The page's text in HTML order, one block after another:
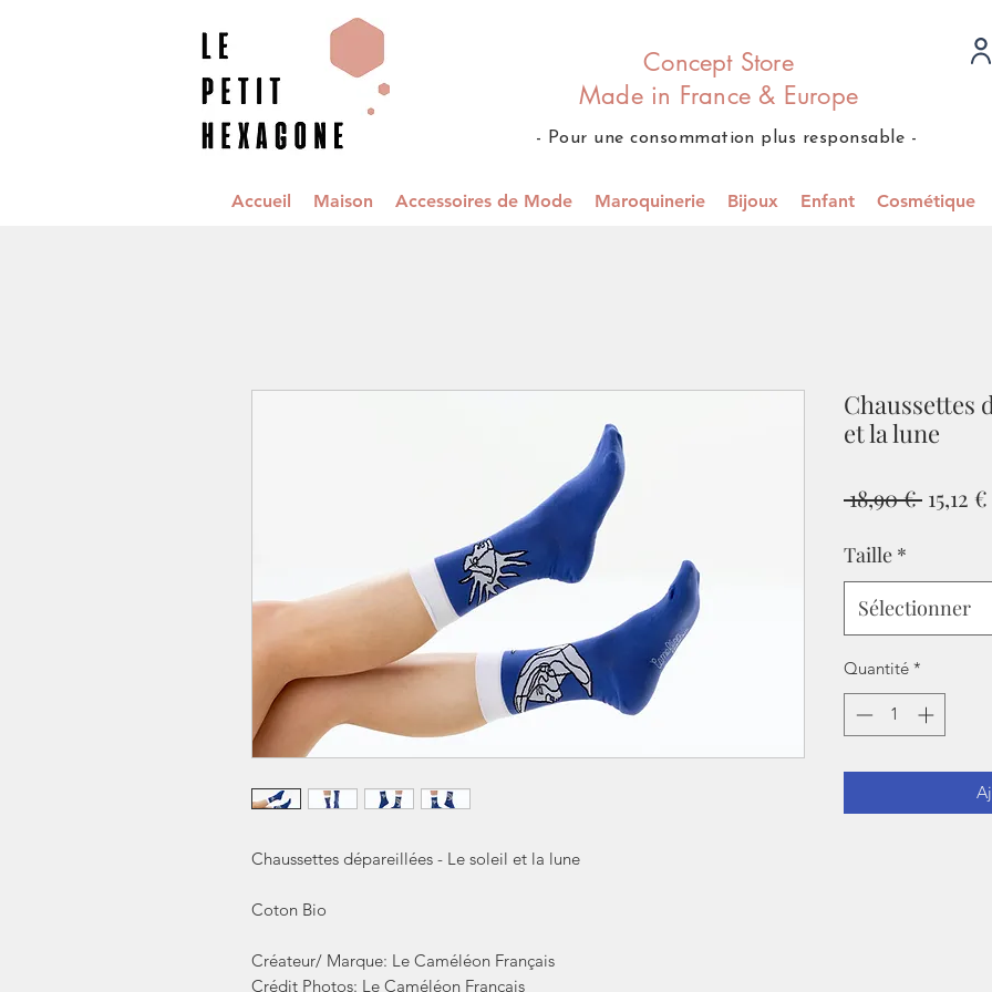
Concept Store
Made in France & Europe
- Pour une consommation plus responsable -
Accueil Maison Accessoires de Mode Maroquinerie Bijoux Enfant Cosmétique
Chaussettes dépareillées - Le soleil et la lune
Coton Bio
Créateur/ Marque: Le Caméléon Français
Crédit Photos: Le Caméléon Français
Chaussettes
et la lune
18,90 € Prix
15,12 €
Taille *
Sélectionner
Quantité *